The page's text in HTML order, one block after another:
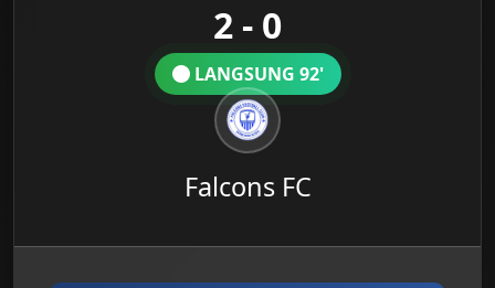
2 - 0
LANGSUNG 92'
Falcons FC